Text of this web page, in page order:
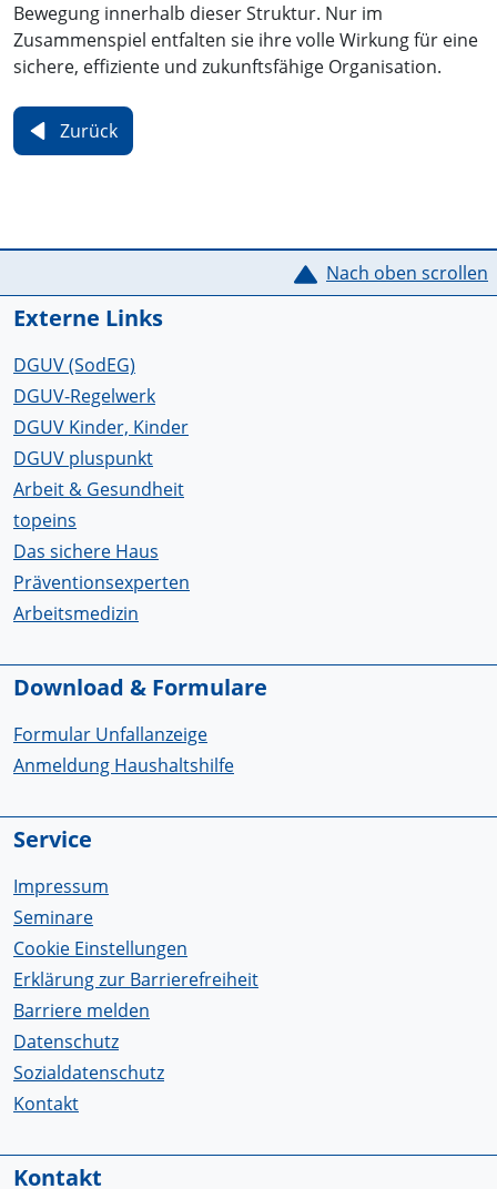
Bewegung innerhalb dieser Struktur. Nur im
Zusammenspiel entfalten sie ihre volle Wirkung für eine
sichere, effiziente und zukunftsfähige Organisation.
Zurück
Service Informationen Nach oben scrollen
Externe Links
DGUV (SodEG)
DGUV-Regelwerk
DGUV Kinder, Kinder
DGUV pluspunkt
Arbeit & Gesundheit
topeins
Das sichere Haus
Präventionsexperten
Arbeitsmedizin
Download & Formulare
Formular Unfallanzeige
Anmeldung Haushaltshilfe
Service
Impressum
Seminare
Cookie Einstellungen
Erklärung zur Barrierefreiheit
Barriere melden
Datenschutz
Sozialdatenschutz
Kontakt
Kontakt